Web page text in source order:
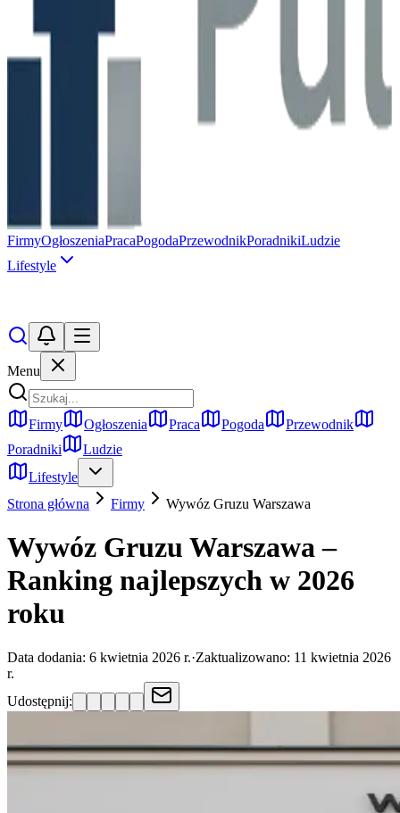
FirmyOgłoszeniaPracaPogodaPrzewodnikPoradnikiLudzie
Lifestyle
Menu
Firmy Ogłoszenia Praca Pogoda
Przewodnik
Poradniki
Ludzie
Lifestyle
Strona główna
Firmy Wywóz Gruzu Warszawa
Wywóz Gruzu Warszawa –
Ranking najlepszych w 2026
roku
Data dodania: 6 kwietnia 2026 r.·Zaktualizowano: 11 kwietnia 2026
r.
Udostępnij: